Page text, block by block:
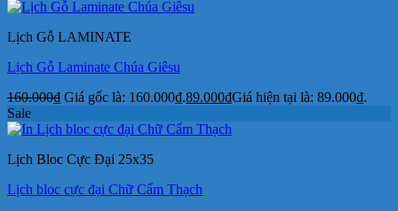
Lịch Gỗ LAMINATE
Lịch Gỗ Laminate Chúa Giêsu
160.000₫ Giá gốc là: 160.000₫.89.000₫Giá hiện tại là: 89.000₫.
Sale
Lịch Bloc Cực Đại 25x35
Lịch bloc cực đại Chữ Cẩm Thạch